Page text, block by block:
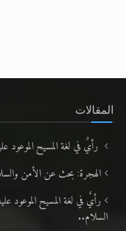
المقالات
رأيٌ في لغة المسيح الموعود
الهجرة: بحث عن الأمن
السلام..